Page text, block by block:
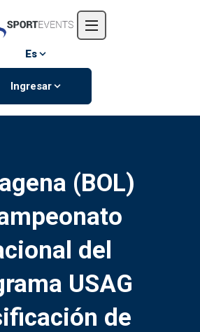
Eventos
Es
Ingresar
(BOL)
del
USAG
de